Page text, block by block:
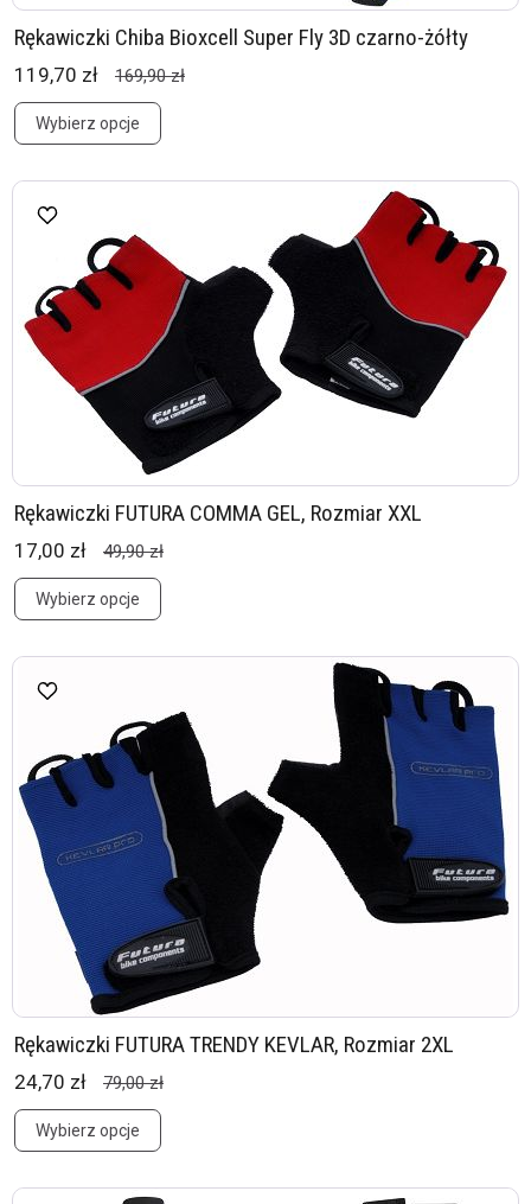
Rękawiczki Chiba Bioxcell Super Fly 3D czarno-żółty
119,70 zł 169,90 zł
Wybierz opcje
Rękawiczki FUTURA COMMA GEL, Rozmiar XXL
17,00 zł 49,90 zł
Wybierz opcje
Rękawiczki FUTURA TRENDY KEVLAR, Rozmiar 2XL
24,70 zł 79,00 zł
Wybierz opcje